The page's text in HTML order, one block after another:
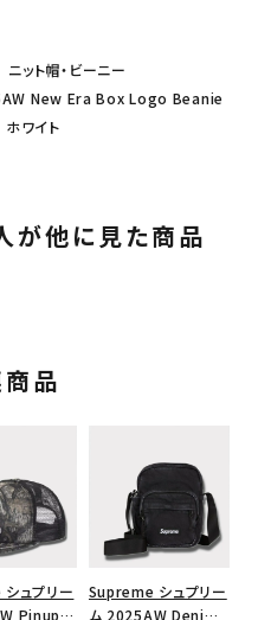
ニット帽・ビーニー
New Era Box Logo Beanie
ワイト
が他に見た商品
品
ュプリー
Pinup
Supreme シュプリー
ム 2025AW Denim